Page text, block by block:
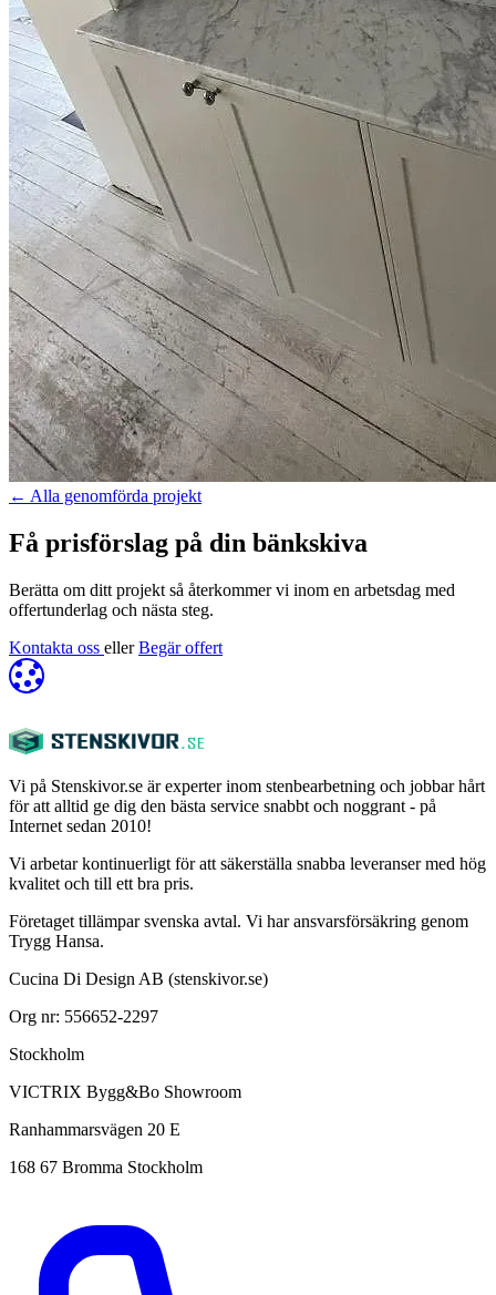
← Alla genomförda projekt
Få prisförslag på din bänkskiva
Berätta om ditt projekt så återkommer vi inom en arbetsdag med
offertunderlag och nästa steg.
Kontakta oss eller Begär offert
Vi på Stenskivor.se är experter inom stenbearbetning och jobbar hårt
för att alltid ge dig den bästa service snabbt och noggrant - på
Internet sedan 2010!
Vi arbetar kontinuerligt för att säkerställa snabba leveranser med hög
kvalitet och till ett bra pris.
Företaget tillämpar svenska avtal. Vi har ansvarsförsäkring genom
Trygg Hansa.
Cucina Di Design AB (stenskivor.se)
Org nr: 556652-2297
Stockholm
VICTRIX Bygg&Bo Showroom
Ranhammarsvägen 20 E
168 67 Bromma Stockholm